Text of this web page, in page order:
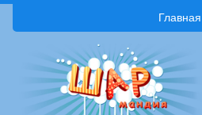
Главная